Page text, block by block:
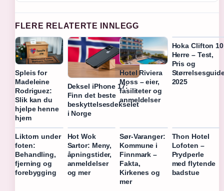
FLERE RELATERTE INNLEGG
Spleis for
Madeleine
Rodriguez:
Slik kan du
hjelpe henne
hjem
Deksel iPhone 17:
Finn det beste
beskyttelsesdekselet
i Norge
Hotel Riviera
Moss – eier,
fasiliteter og
anmeldelser
Hoka Clifton 10
Herre – Test,
Pris og
2025
Liktorn under
foten:
Behandling,
fjerning og
forebygging
Hot Wok
Sartor: Meny,
åpningstider,
anmeldelser
og mer
Sør-Varanger:
Kommune i
Finnmark –
Fakta,
Kirkenes og
mer
Thon Hotel
Lofoten –
Prydperle
med flytende
badstue